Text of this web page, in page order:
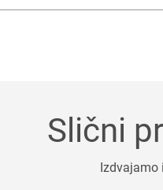
Slični
Izdvajamo